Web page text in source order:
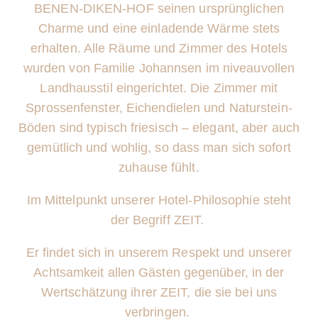
BENEN-DIKEN-HOF seinen ursprünglichen
Charme und eine einladende Wärme stets
erhalten. Alle Räume und Zimmer des Hotels
wurden von Familie Johannsen im niveauvollen
Landhausstil eingerichtet. Die Zimmer mit
Sprossenfenster, Eichendielen und Naturstein-
Böden sind typisch friesisch – elegant, aber auch
gemütlich und wohlig, so dass man sich sofort
zuhause fühlt.
Im Mittelpunkt unserer Hotel-Philosophie steht
der Begriff ZEIT.
Er findet sich in unserem Respekt und unserer
Achtsamkeit allen Gästen gegenüber, in der
Wertschätzung ihrer ZEIT, die sie bei uns
verbringen.